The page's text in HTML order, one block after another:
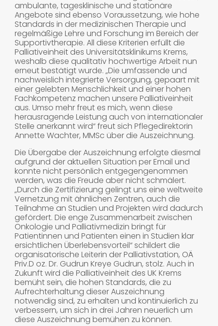
ambulante, tagesklinische und stationäre
Angebote sind ebenso Voraussetzung, wie hohe
Standards in der medizinischen Therapie und
regelmäßige Lehre und Forschung im Bereich der
Supportivtherapie. All diese Kriterien erfüllt die
Palliativeinheit des Universitätsklinikums Krems,
weshalb diese qualitativ hochwertige Arbeit nun
erneut bestätigt wurde. „Die umfassende und
nachweislich integrierte Versorgung, gepaart mit
einer gelebten Menschlichkeit und einer hohen
Fachkompetenz machen unsere Palliativeinheit
aus. Umso mehr freut es mich, wenn diese
herausragende Leistung auch von internationaler
Stelle anerkannt wird“ freut sich Pflegedirektorin
Annette Wachter, MMSc über die Auszeichnung.
Die Übergabe der Auszeichnung erfolgte diesmal
aufgrund der aktuellen Situation per Email und
konnte nicht persönlich entgegengenommen
werden, was die Freude aber nicht schmälert.
„Durch die Zertifizierung gelingt uns eine weltweite
Vernetzung mit ähnlichen Zentren, auch die
Teilnahme an Studien und Projekten wird dadurch
gefördert. Die enge Zusammenarbeit zwischen
Onkologie und Palliativmedizin bringt für
Patientinnen und Patienten einen in Studien klar
ersichtlichen Überlebensvorteil“ schildert die
organisatorische Leiterin der Palliativstation, OÄ
Priv.D oz. Dr. Gudrun Kreye Gudrun, stolz. Auch in
Zukunft wird die Palliativeinheit des UK Krems
bemüht sein, die hohen Standards, die zu
Aufrechterhaltung dieser Auszeichnung
notwendig sind, zu erhalten und kontinuierlich zu
verbessern, um sich in drei Jahren neuerlich um
diese Auszeichnung bemühen zu können.